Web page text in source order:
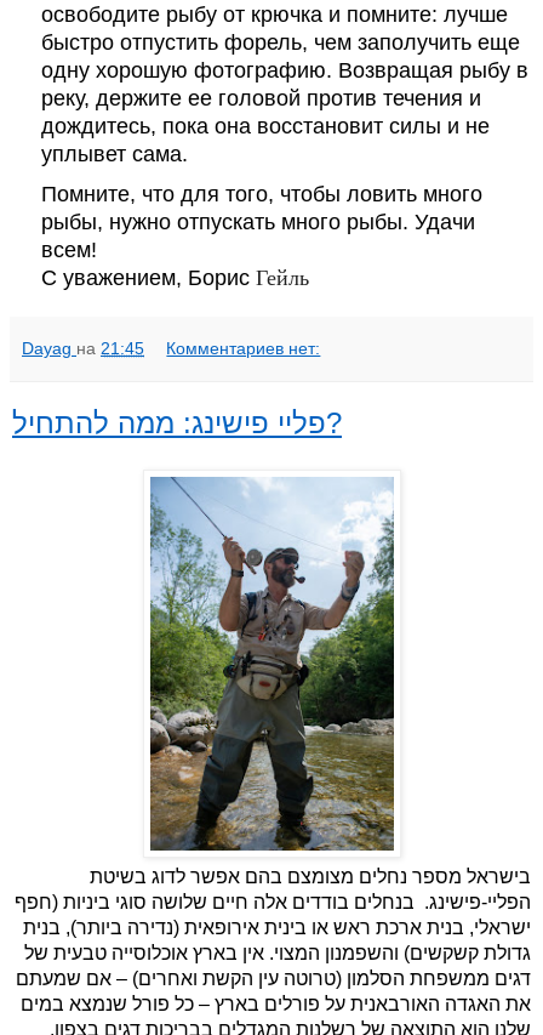
освободите рыбу от крючка и помните: лучше
быстро отпустить форель, чем заполучить еще
одну хорошую фотографию. Возвращая рыбу в
реку, держите ее головой против течения и
дождитесь, пока она восстановит силы и не
уплывет сама.
Помните, что для того, чтобы ловить много
рыбы, нужно отпускать много рыбы. Удачи
всем!
С уважением, Борис Гейль
Dayag на 21:45 Комментариев нет:
פליי פישינג: ממה להתחיל?
בישראל מספר נחלים מצומצם בהם אפשר לדוג בשיטת
הפליי-פישינג. בנחלים בודדים אלה חיים שלושה סוגי ביניות (חפף
ישראלי, בנית ארכת ראש או בינית אירופאית (נדירה ביותר), בנית
גדולת קשקשים) והשפמנון המצוי. אין בארץ אוכלוסייה טבעית של
דגים ממשפחת הסלמון (טרוטה עין הקשת ואחרים) – אם שמעתם
את האגדה האורבאנית על פורלים בארץ – כל פורל שנמצא במים
שלנו הוא התוצאה של רשלנות המגדלים בבריכות דגים בצפון.